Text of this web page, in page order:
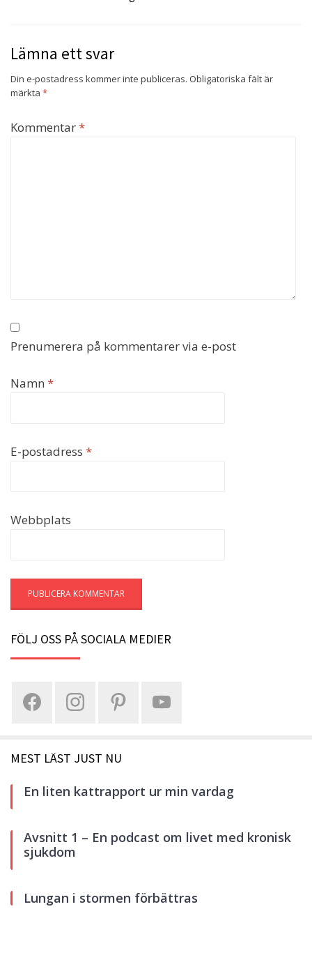
Lämna ett svar
Din e-postadress kommer inte publiceras. Obligatoriska fält är
märkta *
Kommentar*
Prenumerera på kommentarer via e-post
Namn *
E-postadress *
Webbplats
FÖLJ OSS PÅ SOCIALA MEDIER
MEST LÄST JUST NU
En liten kattrapport ur min vardag
Avsnitt 1 – En podcast om livet med kronisk
sjukdom
Lungan i stormen förbättras